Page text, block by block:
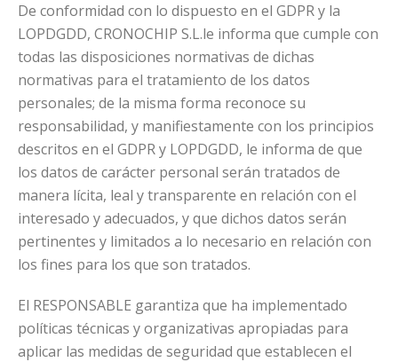
De conformidad con lo dispuesto en el GDPR y la
LOPDGDD, CRONOCHIP S.L.le informa que cumple con
todas las disposiciones normativas de dichas
normativas para el tratamiento de los datos
personales; de la misma forma reconoce su
responsabilidad, y manifiestamente con los principios
descritos en el GDPR y LOPDGDD, le informa de que
los datos de carácter personal serán tratados de
manera lícita, leal y transparente en relación con el
interesado y adecuados, y que dichos datos serán
pertinentes y limitados a lo necesario en relación con
los fines para los que son tratados.
El RESPONSABLE garantiza que ha implementado
políticas técnicas y organizativas apropiadas para
aplicar las medidas de seguridad que establecen el